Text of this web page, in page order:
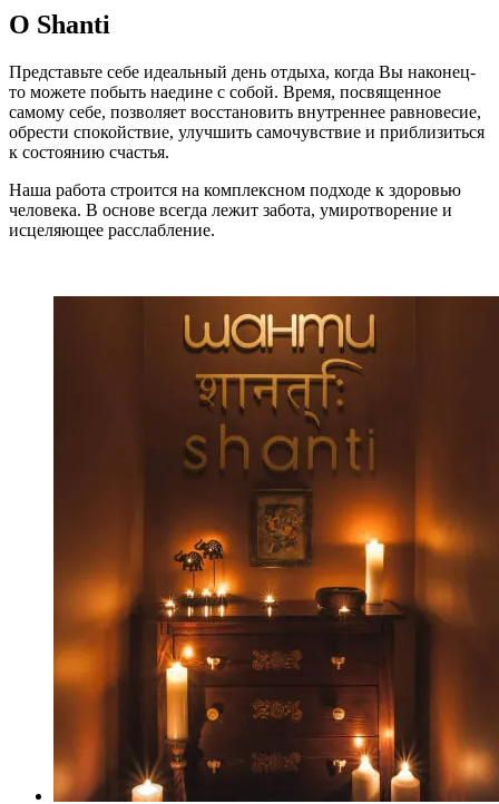
О Shanti
Представьте себе идеальный день отдыха, когда Вы наконец-
то можете побыть наедине с собой. Время, посвященное
самому себе, позволяет восстановить внутреннее равновесие,
обрести спокойствие, улучшить самочувствие и приблизиться
к состоянию счастья.
Наша работа строится на комплексном подходе к здоровью
человека. В основе всегда лежит забота, умиротворение и
исцеляющее расслабление.